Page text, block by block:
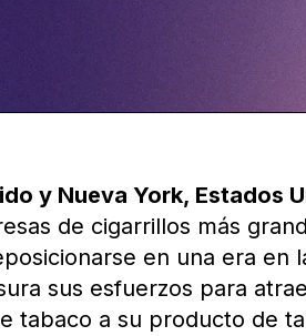
y Nueva York, Estados
de cigarrillos más
en una era en
sus esfuerzos para
tabaco a su producto de